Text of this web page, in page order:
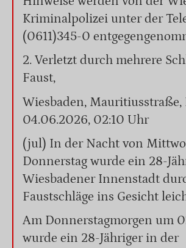
Kriminalpolizei unter der
(0611)345-0
2. Verletzt durch mehrere
Faust,
Wiesbaden, Mauritiusstraße,
04.06.2026, 02:10 Uhr
(jul) In der Nacht von
Donnerstag wurde ein 28-
Wiesbadener Innenstadt
Faustschläge ins Gesicht
Am Donnerstagmorgen um
wurde ein 28-Jähriger in der